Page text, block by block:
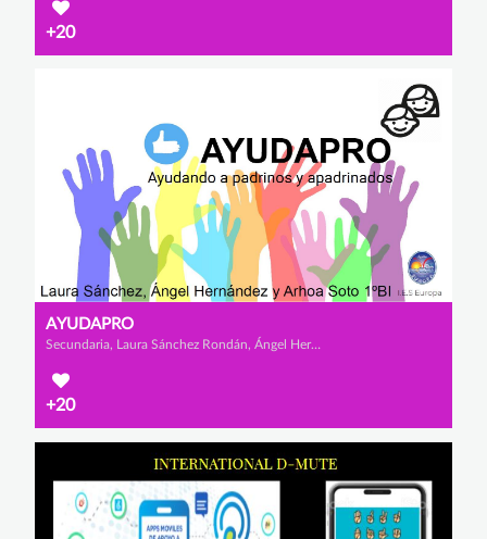
+20
AYUDAPRO
Secundaria, Laura Sánchez Rondán, Ángel Hernández Asensio y Arhoa Soto Jordán
+20